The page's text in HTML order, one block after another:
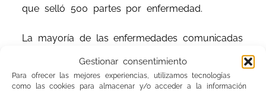
Gestionar consentimiento
Para ofrecer las mejores experiencias, utilizamos tecnologías
como las cookies para almacenar y/o acceder a la información
que selló 500 partes por enfermedad.
La mayoría de las enfermedades comunicadas
por los profesionales de Sanidad y Servicios de
enfermedades
infecciosascausadas por el trabajo de las